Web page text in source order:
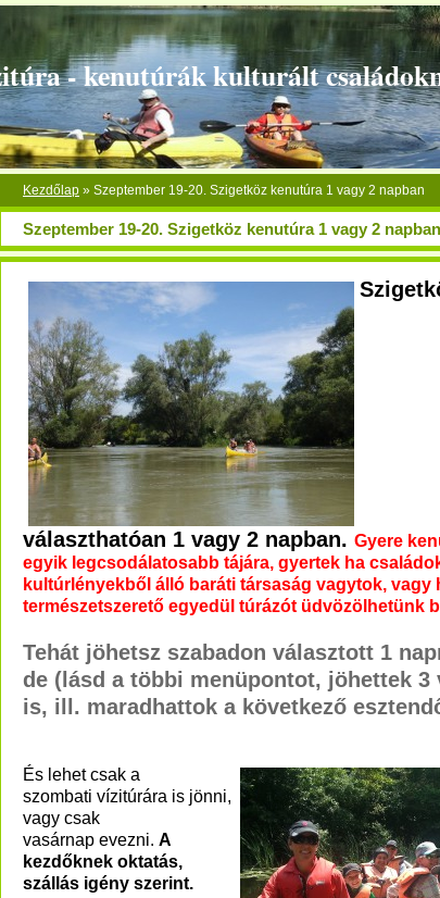
- kenutúrák kulturált
Kezdőlap » Szeptember 19-20. Szigetköz kenutúra 1 vagy 2 napban
Szeptember 19-20. Szigetköz kenutúra 1 vagy 2 napban
választhatóan 1 vagy 2 napban. Gyere
egyik legcsodálatosabb tájára, gyertek ha
kultúrlényekből álló baráti társaság vagytok, vagy
természetszerető egyedül túrázót üdvözölhetünk
​Tehát jöhetsz szabadon választott 1
de (lásd a többi menüpontot, jöhettek 3
is, ill. maradhattok a következő
És lehet csak a
szombati vízitúrára is jönni,
vagy csak
vasárnap evezni. A
kezdőknek oktatás,
szállás igény szerint.